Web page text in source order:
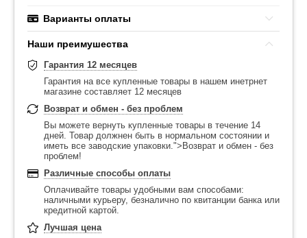
Варианты оплаты
Наши преимушества
Гарантия 12 месяцев
Гарантия на все купленные товары в нашем инетрнет
магазине составляет 12 месяцев
Возврат и обмен - без проблем
Вы можете вернуть купленные товары в течение 14
дней. Товар должнен быть в нормальном состоянии и
иметь все заводские упаковки.">Возврат и обмен - без
проблем!
Различные способы оплаты
Оплачивайте товары удобными вам способами:
наличными курьеру, безналично по квитанции банка или
кредитной картой.
Лучшая цена